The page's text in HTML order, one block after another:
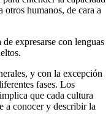
humanos, de cara a
expresarse con lenguas
y con la excepción
fases. Los
que cada cultura
a conocer y describir la